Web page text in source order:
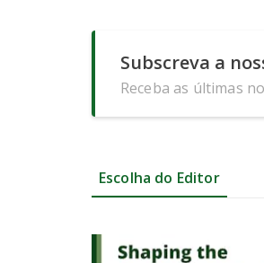
Subscreva a
Receba as últimas
Escolha do Editor